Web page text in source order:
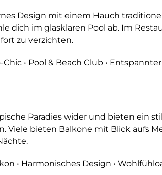
Design mit einem Hauch
dich im glasklaren Pool ab. Im
zu verzichten.
• Pool & Beach Club •
Paradies wider und bieten ein
Viele bieten Balkone mit Blick aufs
• Harmonisches Design •